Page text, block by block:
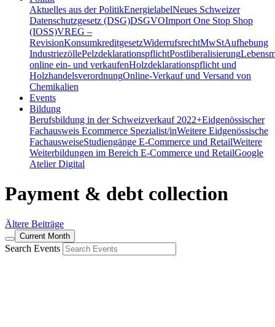
Aktuelles aus der PolitikEnergielabelNeues Schweizer
Datenschutzgesetz (DSG)DSGVOImport One Stop Shop
(IOSS)VREG –
RevisionKonsumkreditgesetzWiderrufsrechtMwStAufhebung
IndustriezöllePelzdeklarationspflichtPostliberalisierung
online ein- und verkaufenHolzdeklarationspflicht und
HolzhandelsverordnungOnline-Verkauf und Versand von
Chemikalien
Events
Bildung
Berufsbildung in der Schweizverkauf 2022+Eidgenössischer
Fachausweis Ecommerce Spezialist/inWeitere Eidgenössische
FachausweiseStudiengänge E-Commerce und RetailWeitere
Weiterbildungen im Bereich E-Commerce und RetailGoogle
Atelier Digital
Payment & debt collection
Beitragsnavigation
Ältere Beiträge
Current Month
Search Events